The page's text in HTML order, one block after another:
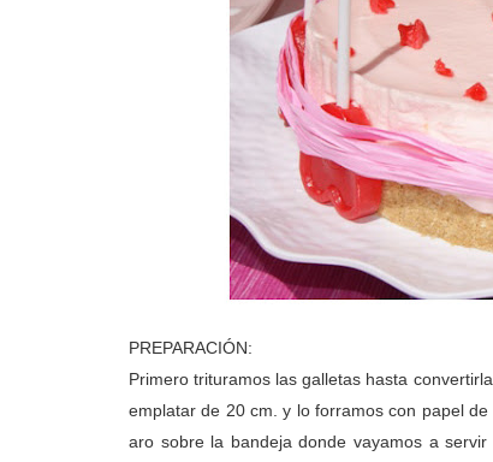
PREPARACIÓN:
Primero trituramos las galletas hasta
emplatar de 20 cm. y lo forramos con papel
aro sobre la bandeja donde vayamos a